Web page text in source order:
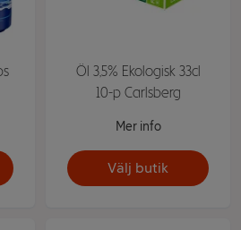
Öl 3,5% Ekologisk 33cl
10-p Carlsberg
Mer info
Välj butik